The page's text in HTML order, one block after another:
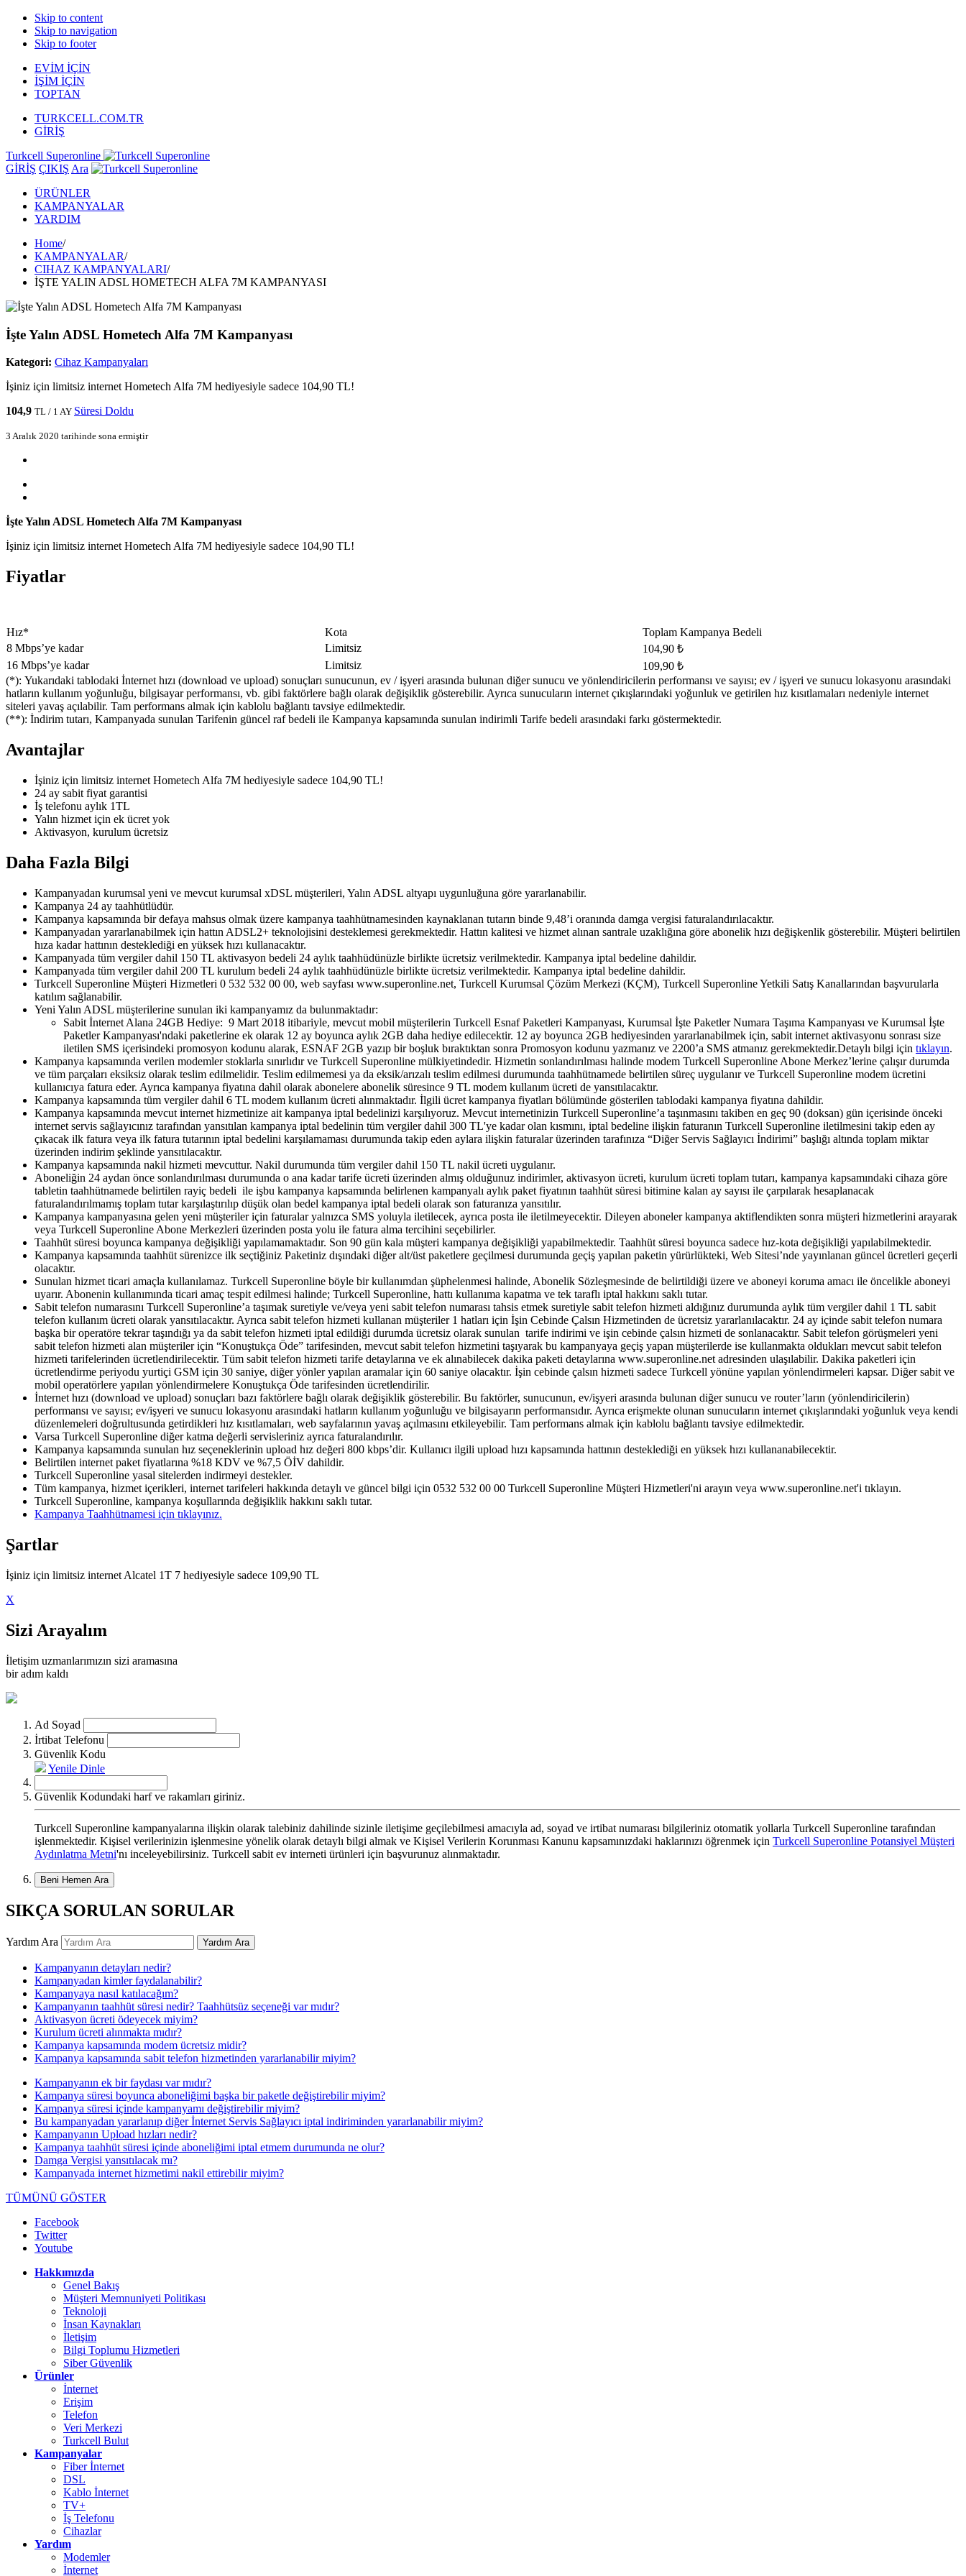
Skip to content
Skip to navigation
Skip to footer
EVİM İÇİN
İŞİM İÇİN
TOPTAN
TURKCELL.COM.TR
GİRİŞ
Turkcell Superonline
GİRİŞ ÇIKIŞ Ara
ÜRÜNLER
KAMPANYALAR
YARDIM
Home/
KAMPANYALAR/
CIHAZ KAMPANYALARI/
İŞTE YALIN ADSL HOMETECH ALFA 7M KAMPANYASI
İşte Yalın ADSL Hometech Alfa 7M Kampanyası
Kategori: Cihaz Kampanyaları
İşiniz için limitsiz internet Hometech Alfa 7M hediyesiyle sadece 104,90 TL!
104,9 TL / 1 AY Süresi Doldu
3 Aralık 2020 tarihinde sona ermiştir
İşte Yalın ADSL Hometech Alfa 7M Kampanyası
İşiniz için limitsiz internet Hometech Alfa 7M hediyesiyle sadece 104,90 TL!
Fiyatlar
​Hız* Kota​
​Toplam Kampanya Bedeli
8 Mbps’ye kadar
​Limitsiz
​104,90 ₺​
​16 Mbps’ye kadar
​Limitsiz
​109,90 ₺
(*): Yukarıdaki tablodaki İnternet hızı (download ve upload) sonuçları sunucunun, ev / işyeri arasında bulunan diğer sunucu ve yönlendiricilerin performansı ve sayısı; ev / işyeri ve sunucu lokasyonu arasındaki
hatların kullanım yoğunluğu, bilgisayar performansı, vb. gibi faktörlere bağlı olarak değişiklik gösterebilir. Ayrıca sunucuların internet çıkışlarındaki yoğunluk ve getirilen hız kısıtlamaları nedeniyle internet
siteleri yavaş açılabilir. Tam performans almak için kablolu bağlantı tavsiye edilmektedir.
(**): İndirim tutarı, Kampanyada sunulan Tarifenin güncel raf bedeli ile Kampanya kapsamında sunulan indirimli Tarife bedeli arasındaki farkı göstermektedir.
Avantajlar
İşiniz için limitsiz internet Hometech Alfa 7M hediyesiyle sadece 104,90 TL!
24 ay sabit fiyat garantisi
İş telefonu aylık 1TL
Yalın hizmet için ek ücret yok
Aktivasyon, kurulum ücretsiz
Daha Fazla Bilgi
​Kampanyadan kurumsal yeni ve mevcut kurumsal xDSL müşterileri, Yalın ADSL altyapı uygunluğuna göre yararlanabilir.
Kampanya 24 ay taahhütlüdür.
Kampanya kapsamında bir defaya mahsus olmak üzere kampanya taahhütnamesinden kaynaklanan tutarın binde 9,48’i oranında damga vergisi faturalandırılacaktır.
Kampanyadan yararlanabilmek için hattın ADSL2+ teknolojisini desteklemesi gerekmektedir. Hattın kalitesi ve hizmet alınan santrale uzaklığına göre abonelik hızı değişkenlik gösterebilir. Müşteri belirtilen
hıza kadar hattının desteklediği en yüksek hızı kullanacaktır.
Kampanyada tüm vergiler dahil 150 TL aktivasyon bedeli 24 aylık taahhüdünüzle birlikte ücretsiz verilmektedir. Kampanya iptal bedeline dahildir.
Kampanyada tüm vergiler dahil 200 TL kurulum bedeli 24 aylık taahhüdünüzle birlikte ücretsiz verilmektedir. Kampanya iptal bedeline dahildir.
Turkcell Superonline Müşteri Hizmetleri 0 532 532 00 00, web sayfası www.superonline.net, Turkcell Kurumsal Çözüm Merkezi (KÇM), Turkcell Superonline Yetkili Satış Kanallarından başvurularla
katılım sağlanabilir.
Yeni Yalın ADSL müşterilerine sunulan iki kampanyamız da bulunmaktadır:
Sabit İnternet Alana 24GB Hediye: 9 Mart 2018 itibariyle, mevcut mobil müşterilerin Turkcell Esnaf Paketleri Kampanyası, Kurumsal İşte Paketler Numara Taşıma Kampanyası ve Kurumsal İşte
Paketler Kampanyası'ndaki paketlerine ek olarak 12 ay boyunca aylık 2GB daha hediye edilecektir. 12 ay boyunca 2GB hediyesinden yararlanabilmek için, sabit internet aktivasyonu sonrası size
iletilen SMS içerisindeki promosyon kodunu alarak, ESNAF 2GB yazıp bir boşluk bıraktıktan sonra Promosyon kodunu yazmanız ve 2200’a SMS atmanız gerekmektedir.Detaylı bilgi için tıklayın​.​
Kampanya kapsamında verilen modemler stoklarla sınırlıdır ve Turkcell Superonline mülkiyetindedir. Hizmetin sonlandırılması halinde modem Turkcell Superonline Abone Merkez’lerine çalışır durumda
ve tüm parçaları eksiksiz olarak teslim edilmelidir. Teslim edilmemesi ya da eksik/arızalı teslim edilmesi durumunda taahhütnamede​ belirtilen süreç uygulanır ve Turkcell Superonline modem ücretini
kullanıcıya fatura eder.​ Ayrıca kampanya fiyatına dahil olarak abonelere abonelik süresince 9 TL modem kullanım ücreti de yansıtılacaktır.
Kampanya kapsamında tüm vergiler dahil 6 TL modem kullanım ücreti alınmaktadır. İlgili ücret kampanya fiyatları bölümünde gösterilen tablodaki kampanya fiyatına dahildir.
Kampanya kapsamında mevcut internet hizmetinize ait kampanya iptal bedelinizi karşılıyoruz. Mevcut internetinizin Turkcell Superonline’a taşınmasını takiben en geç 90 (doksan) gün içerisinde önceki
internet servis sağlayıcınız tarafından yansıtılan kampanya iptal bedelinin tüm vergiler dahil 300 TL'ye kadar olan kısmını, iptal bedeline ilişkin faturanın Turkcell Superonline iletilmesini takip eden ay
çıkacak ilk fatura veya ilk fatura tutarının iptal bedelini karşılamaması durumunda takip eden aylara ilişkin faturalar üzerinden tarafınıza “Diğer Servis Sağlayıcı İndirimi” başlığı altında toplam miktar
üzerinden indirim şeklinde yansıtılacaktır.
Kampanya kapsamında nakil hizmeti mevcuttur. Nakil durumunda tüm vergiler dahil 150 TL nakil ücreti uygulanır.
Aboneliğin 24 aydan önce sonlandırılması durumunda o ana kadar tarife ücreti üzerinden almış olduğunuz indirimler, aktivasyon ücreti, kurulum ücreti toplam tutarı, kampanya kapsamındaki cihaza göre
tabletin taahhütnamede belirtilen rayiç bedeli ile işbu kampanya kapsamında belirlenen kampanyalı aylık paket fiyatının taahhüt süresi bitimine kalan ay sayısı ile çarpılarak hesaplanacak
faturalandırılmamış toplam tutar karşılaştırılıp düşük olan bedel kampanya iptal bedeli olarak son faturanıza yansıtılır.​​
Kampanya kampanyasına gelen yeni müşteriler için faturalar yalnızca SMS yoluyla iletilecek, ayrıca posta ile iletilmeyecektir. Dileyen aboneler kampanya aktiflendikten sonra müşteri hizmetlerini arayarak
veya Turkcell Superonline Abone Merkezleri üzerinden posta yolu ile fatura alma tercihini seçebilirler.
Taahhüt süresi boyunca kampanya değişikliği yapılamamaktadır. Son 90 gün kala müşteri kampanya değişikliği yapabilmektedir. Taahhüt süresi boyunca sadece hız-kota değişikliği yapılabilmektedir.
Kampanya kapsamında taahhüt sürenizce ilk seçtiğiniz Paketiniz dışındaki diğer alt/üst paketlere geçilmesi durumunda geçiş yapılan paketin yürürlükteki, Web Sitesi’nde yayınlanan güncel ücretleri geçerli
olacaktır.
Sunulan hizmet ticari amaçla kullanılamaz. Turkcell Superonline böyle bir kullanımdan şüphelenmesi halinde, Abonelik Sözleşmesinde de belirtildiği üzere ve aboneyi koruma amacı ile öncelikle aboneyi
uyarır. Abonenin kullanımında ticari amaç tespit edilmesi halinde; Turkcell Superonline, hattı kullanıma kapatma ve tek taraflı iptal hakkını saklı tutar.
Sabit telefon numarasını Turkcell Superonline’a taşımak suretiyle ve/veya yeni sabit telefon numarası tahsis etmek suretiyle sabit telefon hizmeti aldığınız durumunda aylık tüm vergiler dahil 1 TL sabit
telefon kullanım ücreti olarak yansıtılacaktır. Ayrıca sabit telefon hizmeti kullanan müşteriler 1 hatları için İşin Cebinde Çalsın Hizmetinden de ücretsiz yararlanılacaktır. 24 ay içinde sabit telefon numara
başka bir operatöre tekrar taşındığı ya da sabit telefon hizmeti iptal edildiği durumda ücretsiz olarak sunulan tarife indirimi ve işin cebinde çalsın hizmeti de sonlanacaktır. Sabit telefon görüşmeleri yeni
sabit telefon hizmeti alan müşteriler için “Konuştukça Öde” tarifesinden, mevcut sabit telefon hizmetini taşıyarak bu kampanyaya geçiş yapan müşterilerde ise kullanmakta oldukları mevcut sabit telefon
hizmeti tarifelerinden ücretlendirilecektir. Tüm sabit telefon hizmeti tarife detaylarına ve ek alınabilecek dakika paketi detaylarına www.superonline.net adresinden ulaşılabilir. Dakika paketleri için
ücretlendirme periyodu yurtiçi GSM için 30 saniye, diğer yönler yapılan aramalar için 60 saniye olacaktır. İşin cebinde çalsın hizmeti sadece Turkcell yönüne yapılan yönlendirmeleri kapsar. Diğer sabit ve
mobil operatörlere yapılan yönlendirmelere Konuştukça Öde tarifesinden ücretlendirilir.
İnternet hızı (download ve upload) sonuçları bazı faktörlere bağlı olarak değişiklik gösterebilir. Bu faktörler, sunucunun, ev/işyeri arasında bulunan diğer sunucu ve router’ların (yönlendiricilerin)
performansı ve sayısı; ev/işyeri ve sunucu lokasyonu arasındaki hatların kullanım yoğunluğu ve bilgisayarın performansıdır. Ayrıca erişmekte olunan sunucuların internet çıkışlarındaki yoğunluk veya kendi
düzenlemeleri doğrultusunda getirdikleri hız kısıtlamaları, web sayfalarının yavaş açılmasını etkileyebilir. Tam performans almak için kablolu bağlantı tavsiye edilmektedir.
Varsa Turkcell Superonline diğer katma değerli servisleriniz ayrıca faturalandırılır.
Kampanya kapsamında sunulan hız seçeneklerinin upload hız değeri 800 kbps’dir. Kullanıcı ilgili upload hızı kapsamında hattının desteklediği en yüksek hızı kullananabilecektir.
Belirtilen internet paket fiyatlarına %18 KDV ve %7,5 ÖİV dahildir.
Turkcell Superonline yasal sitelerden indirmeyi destekler.
Tüm kampanya, hizmet içerikleri, internet tarifeleri hakkında detaylı ve güncel bilgi için 0532 532 00 00 Turkcell Superonline Müşteri Hizmetleri'ni arayın veya www.superonline.net'i tıklayın.
Turkcell Superonline, kampanya koşullarında değişiklik hakkını saklı tutar.
Kampanya Taahhütnamesi için tıklayınız.​​
Şartlar
​İşiniz için limitsiz internet Alcatel 1T 7 hediyesiyle sadece 109,90 TL
X
Sizi Arayalım
İletişim uzmanlarımızın sizi aramasına
bir adım kaldı
Ad Soyad
İrtibat Telefonu
Güvenlik Kodu
Yenile Dinle
Güvenlik Kodundaki harf ve rakamları giriniz.
Turkcell Superonline kampanyalarına ilişkin olarak talebiniz dahilinde sizinle iletişime geçilebilmesi amacıyla ad, soyad ve irtibat numarası bilgileriniz otomatik yollarla Turkcell Superonline tarafından
işlenmektedir. Kişisel verilerinizin işlenmesine yönelik olarak detaylı bilgi almak ve Kişisel Verilerin Korunması Kanunu kapsamınızdaki haklarınızı öğrenmek için Turkcell Superonline Potansiyel Müşteri
Aydınlatma Metni'nı inceleyebilirsiniz. Turkcell sabit ev interneti ürünleri için başvurunuz alınmaktadır.
Beni Hemen Ara
SIKÇA SORULAN SORULAR
Yardım Ara Yardım Ara
Kampanyanın detayları nedir?
Kampanyadan kimler faydalanabilir?
Kampanyaya nasıl katılacağım?
Kampanyanın taahhüt süresi nedir? Taahhütsüz seçeneği var mıdır?
Aktivasyon ücreti ödeyecek miyim?
Kurulum ücreti alınmakta mıdır?
Kampanya kapsamında modem ücretsiz midir?
Kampanya kapsamında sabit telefon hizmetinden yararlanabilir miyim?
Kampanyanın ek bir faydası var mıdır?
Kampanya süresi boyunca aboneliğimi başka bir paketle değiştirebilir miyim?
Kampanya süresi içinde kampanyamı değiştirebilir miyim?
Bu kampanyadan yararlanıp diğer İnternet Servis Sağlayıcı iptal indiriminden yararlanabilir miyim?
Kampanyanın Upload hızları nedir?
Kampanya taahhüt süresi içinde aboneliğimi iptal etmem durumunda ne olur?
Damga Vergisi yansıtılacak mı?
Kampanyada internet hizmetimi nakil ettirebilir miyim?
TÜMÜNÜ GÖSTER
Facebook
Twitter
Youtube
Hakkımızda
Genel Bakış
Müşteri Memnuniyeti Politikası
Teknoloji
İnsan Kaynakları
İletişim
Bilgi Toplumu Hizmetleri
Siber Güvenlik
Ürünler
İnternet
Erişim
Telefon
Veri Merkezi
Turkcell Bulut
Kampanyalar
Fiber İnternet
DSL
Kablo İnternet
TV+
İş Telefonu
Cihazlar
Yardım
Modemler
İnternet